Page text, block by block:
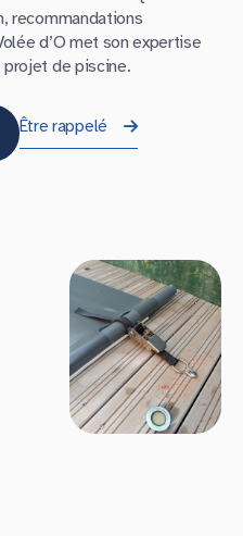
recommandations
d’O met son expertise
projet de piscine.
Être rappelé